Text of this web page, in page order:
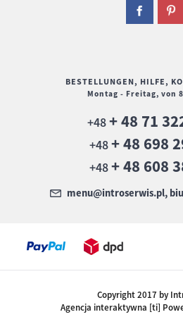
BESTELLUNGEN, HILFE,
Montag - Freitag, von
+48+ 48 71
+48+ 48 698
+48+ 48 608
menu@introserwis.pl,
Copyright 2017 by
Agencja interaktywna [ti]